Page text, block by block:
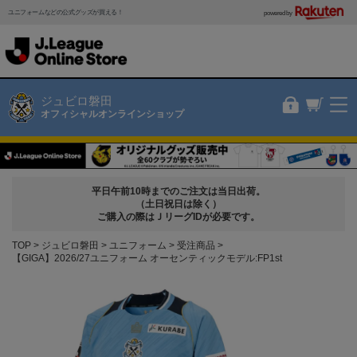
ユニフォームなどの公式グッズが買える！ powered by
ジュビロ磐田
オフィシャルオンラインショップ
平日午前10時までのご注文は当日出荷。
（土日祝日は除く）
ご購入の際はＪリーグIDが必要です。
TOP ジュビロ磐田 ユニフォーム
受注商品
【GIGA】2026/27ユニフォーム オーセンティックモデル:FP1st